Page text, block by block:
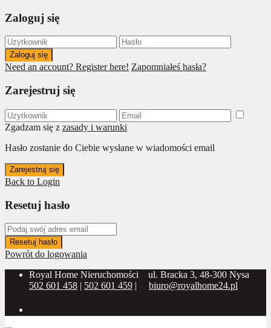
Zaloguj się
Zaloguj się
Need an account? Register here! Zapomniałeś hasła?
Zarejestruj się
Zgadzam się z zasady i warunki
Hasło zostanie do Ciebie wysłane w wiadomości email
Zarejestruj się
Back to Login
Resetuj hasło
Resetuj hasło
Powrót do logowania
Royal Home Nieruchomości
ul. Bracka 3, 48-300 Nysa
502 601 458 | 502 601 459 | biuro@royalhome24.pl